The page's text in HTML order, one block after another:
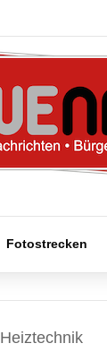
Fotostrecken
Heiztechnik